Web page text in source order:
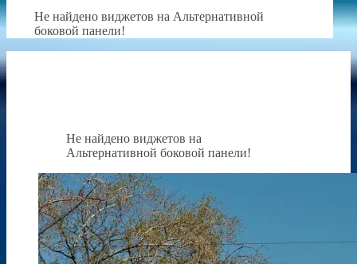
Не найдено виджетов на Альтернативной
боковой панели!
Не найдено виджетов на
Альтернативной боковой панели!